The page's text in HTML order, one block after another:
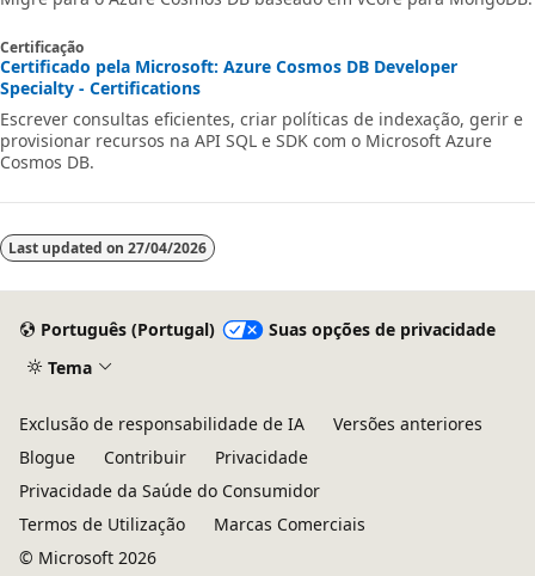
Certificação
Certificado pela Microsoft: Azure Cosmos DB Developer
Specialty - Certifications
Escrever consultas eficientes, criar políticas de indexação, gerir e
provisionar recursos na API SQL e SDK com o Microsoft Azure
Cosmos DB.
Last updated on 27/04/2026
Português (Portugal)
Suas opções de privacidade
Tema
Exclusão de responsabilidade de IA
Versões anteriores
Blogue
Contribuir
Privacidade
Privacidade da Saúde do Consumidor
Termos de Utilização
Marcas Comerciais
© Microsoft 2026